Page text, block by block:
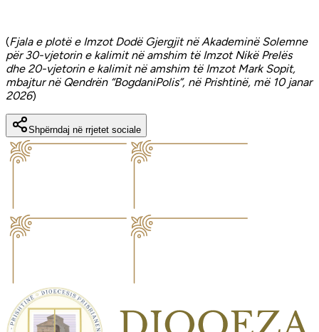
(Fjala e plotë e Imzot Dodë Gjergjit në Akademinë Solemne
për 30-vjetorin e kalimit në amshim të Imzot Nikë Prelës
dhe 20-vjetorin e kalimit në amshim të Imzot Mark Sopit,
mbajtur në Qendrën “BogdaniPolis”, në Prishtinë, më 10 janar
2026)
Shpërndaj në rrjetet sociale